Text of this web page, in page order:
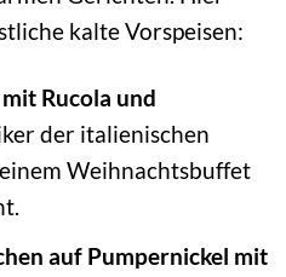
kalte Vorspeisen:
Rucola und
der italienischen
Weihnachtsbuffet
auf Pumpernickel mit